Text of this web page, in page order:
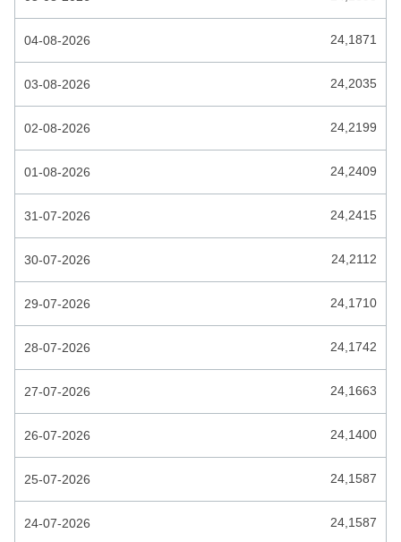
COMORESE FRANK
CUBAANSE PESO CONVERTIBLE
04-08-2026 24,1871
03-08-2026 24,2035
02-08-2026 24,2199
01-08-2026 24,2409
31-07-2026 24,2415
30-07-2026 24,2112
29-07-2026 24,1710
28-07-2026 24,1742
27-07-2026 24,1663
26-07-2026 24,1400
25-07-2026 24,1587
24-07-2026 24,1587